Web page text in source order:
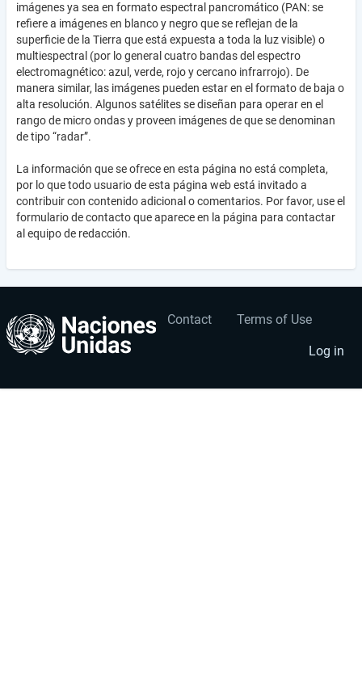
imágenes ya sea en formato espectral pancromático (PAN: se
refiere a imágenes en blanco y negro que se reflejan de la
superficie de la Tierra que está expuesta a toda la luz visible) o
multiespectral (por lo general cuatro bandas del espectro
electromagnético: azul, verde, rojo y cercano infrarrojo). De
manera similar, las imágenes pueden estar en el formato de baja o
alta resolución. Algunos satélites se diseñan para operar en el
rango de micro ondas y proveen imágenes de que se denominan
de tipo “radar”.
La información que se ofrece en esta página no está completa,
por lo que todo usuario de esta página web está invitado a
contribuir con contenido adicional o comentarios. Por favor, use el
formulario de contacto que aparece en la página para contactar
al equipo de redacción.
Footer
Contact Terms of Use
User
account
menu
Log in